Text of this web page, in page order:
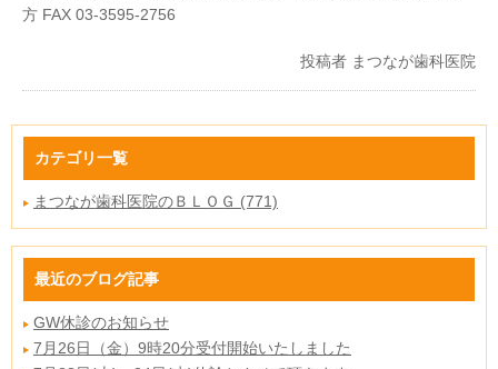
方 FAX 03-3595-2756
投稿者 まつなが歯科医院
カテゴリ一覧
まつなが歯科医院のＢＬＯＧ (771)
最近のブログ記事
GW休診のお知らせ
7月26日（金）9時20分受付開始いたしました